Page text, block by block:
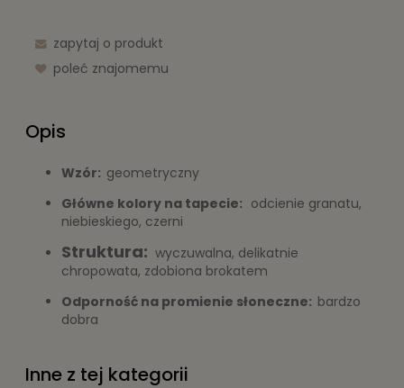
zapytaj o produkt
poleć znajomemu
Opis
Wzór: geometryczny
Główne kolory na tapecie: odcienie granatu,
niebieskiego, czerni
Struktura: wyczuwalna, delikatnie
chropowata, zdobiona brokatem
Odporność na promienie słoneczne: bardzo
dobra
Inne z tej kategorii